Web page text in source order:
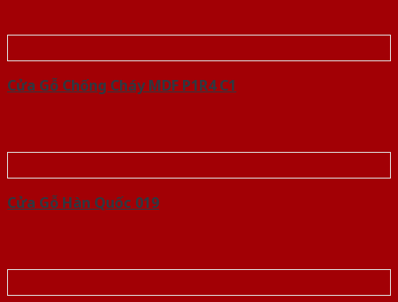
Cửa Gỗ Chống Cháy MDF P1R4 C1
Cửa Gỗ Hàn Quốc 019